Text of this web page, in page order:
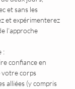
et sans les
et expérimenterez
l’approche
:
confiance en
votre corps
alliées (y compris